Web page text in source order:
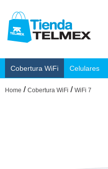
Cobertura WiFi Celulares
Home / Cobertura WiFi / WiFi 7